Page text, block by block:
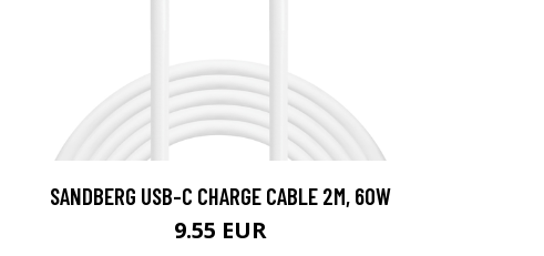
SANDBERG USB-C CHARGE CABLE 2M, 60W
9.55 EUR